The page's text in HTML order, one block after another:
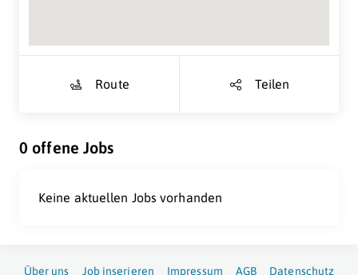
Route Teilen
0 offene Jobs
Keine aktuellen Jobs vorhanden
Über uns Job inserieren Impressum AGB Datenschutz